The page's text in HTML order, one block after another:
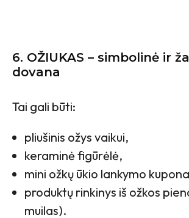
6. OŽIUKAS – simbolinė ir
dovana
Tai gali būti:
pliušinis ožys vaikui,
keraminė figūrėlė,
mini ožkų ūkio lankymo
produktų rinkinys iš ožkos
muilas).